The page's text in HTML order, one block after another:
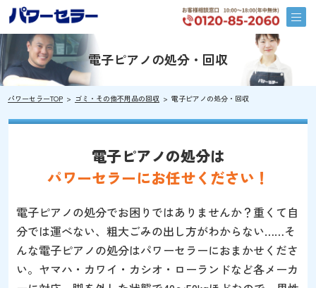
電子ピアノの処分・回収
パワーセラーTOP ゴミ・その他不用品の回収 電子ピアノの処分・回収
電子ピアノの処分は
パワーセラーにお任せください！
電子ピアノの処分でお困りではありませんか？重くて自
分では運べない、粗大ごみの出し方がわからない……そ
んな電子ピアノの処分はパワーセラーにおまかせくださ
い。ヤマハ・カワイ・カシオ・ローランドなど各メーカ